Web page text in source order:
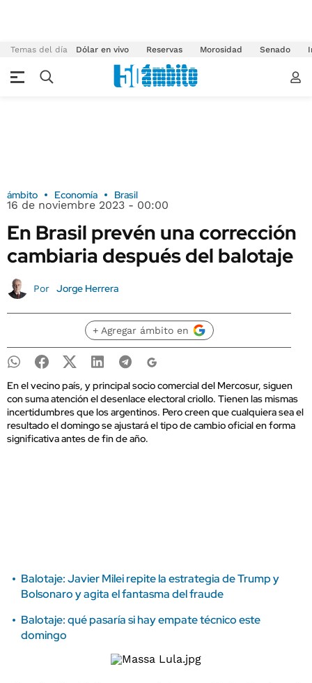
Temas del día Dólar en vivo Reservas Morosidad Senado
ámbito Economía Brasil
16 de noviembre 2023 - 00:00
En Brasil prevén una corrección
cambiaria después del balotaje
Por Jorge Herrera
+ Agregar ámbito en
En el vecino país, y principal socio comercial del Mercosur, siguen
con suma atención el desenlace electoral criollo. Tienen las mismas
incertidumbres que los argentinos. Pero creen que cualquiera sea el
resultado el domingo se ajustará el tipo de cambio oficial en forma
significativa antes de fin de año.
Balotaje: Javier Milei repite la estrategia de Trump y
Bolsonaro y agita el fantasma del fraude
Balotaje: qué pasaría si hay empate técnico este
domingo